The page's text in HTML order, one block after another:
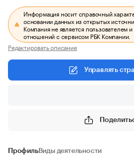
Информация носит справочный
основании данных из открытых
Компания не является пользователем
отношений с сервисом РБК Компании.
Редактировать описание
Управлять
ПрофильВиды деятельности